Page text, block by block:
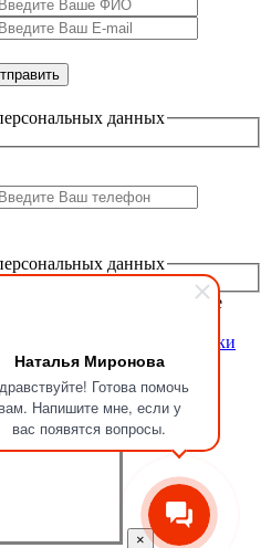
Наталья Миронова
Готова помочь
вам. Напишите мне, если у
вас появятся вопросы.
данных
данных
вам в ближайшее
Продолжить покупки
×